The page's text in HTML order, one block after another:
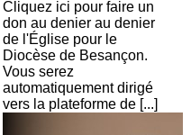
Cliquez ici pour faire un
don au denier au denier
de l'Église pour le
Diocèse de Besançon.
Vous serez
automatiquement dirigé
vers la plateforme de [...]